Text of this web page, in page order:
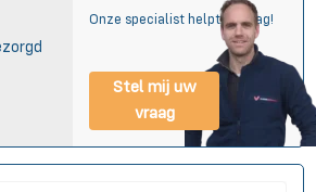
Onze specialist helpt u graag!
Stel mij uw
vraag